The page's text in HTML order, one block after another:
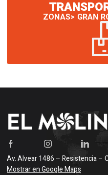
ZONAS> GRAN
Av. Alvear 1486 – Resistencia –
Mostrar en Google Maps